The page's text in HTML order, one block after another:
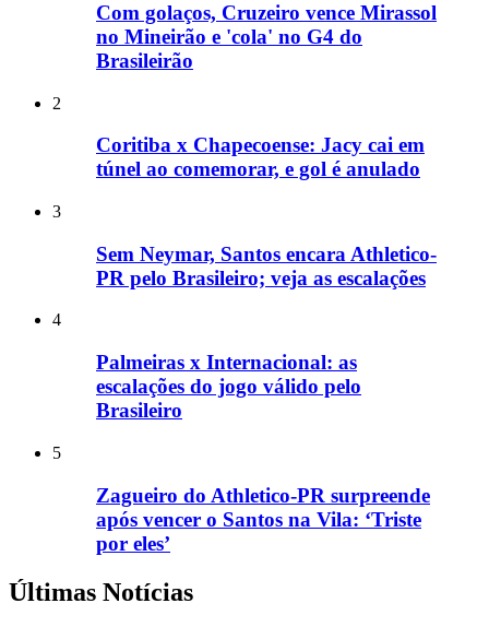
Com golaços, Cruzeiro vence Mirassol
no Mineirão e 'cola' no G4 do
Brasileirão
2
Coritiba x Chapecoense: Jacy cai em
túnel ao comemorar, e gol é anulado
3
Sem Neymar, Santos encara Athletico-
PR pelo Brasileiro; veja as escalações
4
Palmeiras x Internacional: as
escalações do jogo válido pelo
Brasileiro
5
Zagueiro do Athletico-PR surpreende
após vencer o Santos na Vila: ‘Triste
por eles’
Últimas Notícias